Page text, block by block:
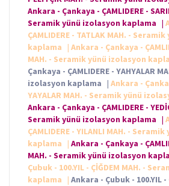
Ankara - Çankaya - ÇAMLIDERE -
Seramik yünü izolasyon kaplama |
ÇAMLIDERE - TATLAK MAH. -
kaplama
| Ankara - Çankaya -
MAH. - Seramik yünü izolasyon
Çankaya - ÇAMLIDERE - YAHYALAR
izolasyon kaplama | Ankara -
YAYALAR MAH. - Seramik yünü
Ankara - Çankaya - ÇAMLIDERE -
Seramik yünü izolasyon kaplama |
ÇAMLIDERE - YILANLI MAH. -
kaplama
| Ankara - Çankaya -
MAH. - Seramik yünü izolasyon
Çubuk - 100.YIL - ÇİĞDEM MAH. -
kaplama
| Ankara - Çubuk - 100.YIL -